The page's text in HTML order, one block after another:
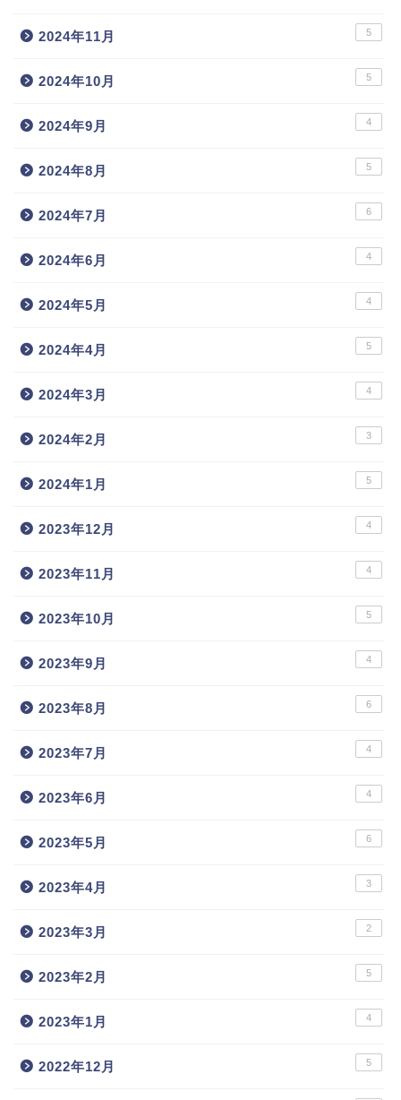
2024年11月 5
2024年10月 5
2024年9月 4
2024年8月 5
2024年7月 6
2024年6月 4
2024年5月 4
2024年4月 5
2024年3月 4
2024年2月 3
2024年1月 5
2023年12月 4
2023年11月 4
2023年10月 5
2023年9月 4
2023年8月 6
2023年7月 4
2023年6月 4
2023年5月 6
2023年4月 3
2023年3月 2
2023年2月 5
2023年1月 4
2022年12月 5